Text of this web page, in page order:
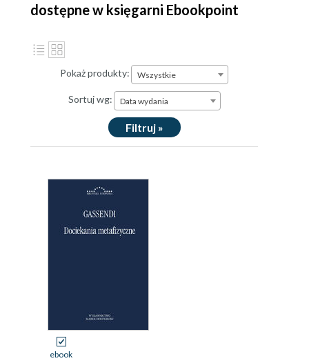
dostępne w księgarni Ebookpoint
Pokaż produkty: Wszystkie
Sortuj wg: Data wydania
Filtruj »
ebook